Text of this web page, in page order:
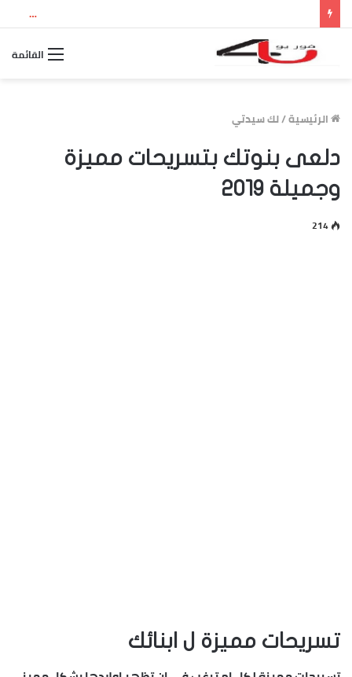
نتيجة الثانوية العامة 2026 بالاسم ورقم الجلوس.. استعلم الآن عن درجاتك والمجموع الكلي
القائمة
الرئيسية/لك سيدتي
دلعى بنوتك بتسريحات مميزة
وجميلة 2019
214
تسريحات مميزة ل ابنائك